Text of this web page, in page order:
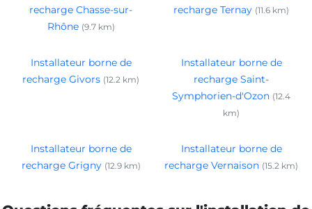
recharge Chasse-sur-
Rhône (9.7 km)
recharge Ternay (11.6 km)
Installateur borne de
recharge Givors (12.2 km)
Installateur borne de
recharge Saint-
Symphorien-d'Ozon (12.4
km)
Installateur borne de
recharge Grigny (12.9 km)
Installateur borne de
recharge Vernaison (15.2 km)